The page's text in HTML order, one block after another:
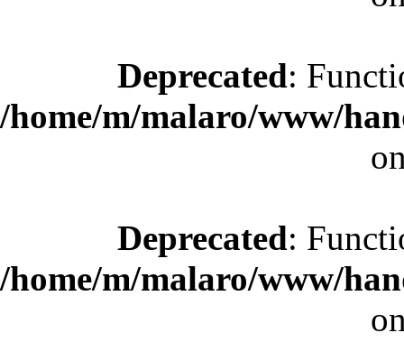
Deprecated:
/home/m/malaro/www/
Deprecated:
/home/m/malaro/www/